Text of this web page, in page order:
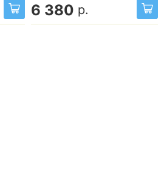
6 380 р.